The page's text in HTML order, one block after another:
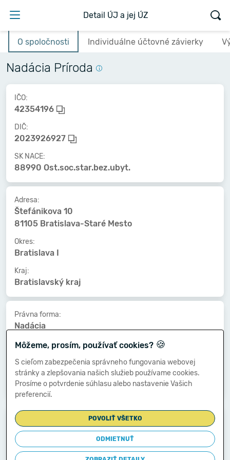
Detail ÚJ a jej ÚZ
O spoločnosti Individuálne účtovné závierky
Nadácia Príroda
IČO:
42354196
DIČ:
2023926927
SK NACE:
88990 Ost.soc.star.bez.ubyt.
Adresa:
Štefánikova 10
81105 Bratislava-Staré Mesto
Okres:
Bratislava I
Kraj:
Bratislavský kraj
Právna forma:
Nadácia
Kat. veľkosti:
Druh vlastníctva:
Združ.,p.strany,cirkvi
Dátum vzniku:
02.10.2012
Dátum zániku:
-
Môžeme, prosím, používať cookies? 🍪
S cieľom zabezpečenia správneho fungovania webovej
stránky a zlepšovania našich služieb používame cookies.
Prosíme o potvrdenie súhlasu alebo nastavenie Vašich
preferencií.
POVOLIŤ VŠETKO
ODMIETNUŤ